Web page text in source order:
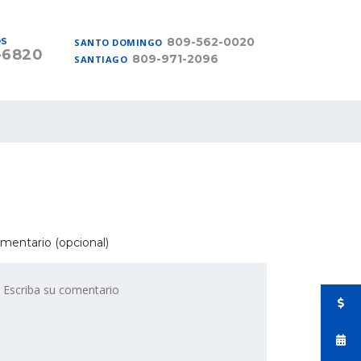
SANTO DOMINGO 809-562-0020
SANTIAGO 809-971-2096
(opcional)